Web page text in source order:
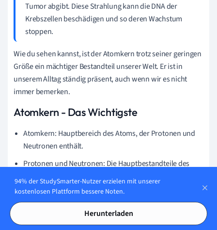
Tumor abgibt. Diese Strahlung kann die DNA der
Krebszellen beschädigen und so deren Wachstum
stoppen.
Wie du sehen kannst, ist der Atomkern trotz seiner geringen
Größe ein mächtiger Bestandteil unserer Welt. Er ist in
unserem Alltag ständig präsent, auch wenn wir es nicht
immer bemerken.
Atomkern - Das Wichtigste
Atomkern: Hauptbereich des Atoms, der Protonen und
Neutronen enthält.
Protonen und Neutronen: Die Hauptbestandteile des
Atomkerns, bestimmen die atomare Ladung und
aufgebaute Masse.
Quarks: Elementarteilchen, die Protonen und Neutronen
im Atomkern bilden.
94% der StudySmarter-Nutzer erzielen mit unserer
kostenlosen Plattform bessere Noten.
Herunterladen